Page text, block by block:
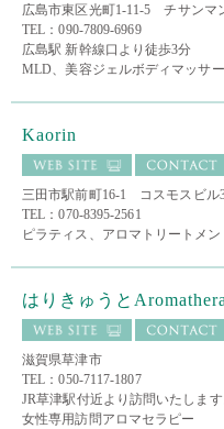
広島市東区光町1-11-5 チサンマ
TEL：090-7809-6969
広島駅 新幹線口より徒歩3分
MLD、美容ジェルボディマッサ
Kaorin
三田市駅前町16-1 コスモスビル
TEL：070-8395-2561
ピラティス、アロマトリートメ
はりきゅうと
滋賀県草津市
TEL：050-7117-1807
JR草津駅付近より訪問いたします
女性専用訪問アロマセラピー